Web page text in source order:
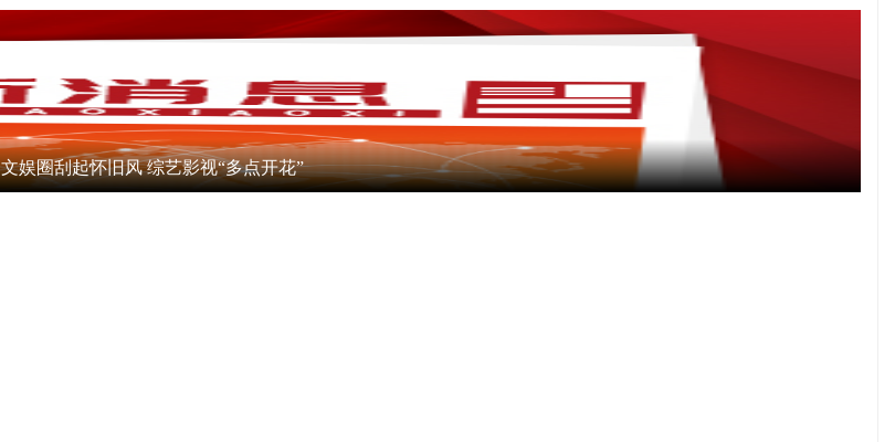
文娱圈刮起怀旧风 综艺影视“多点开花”